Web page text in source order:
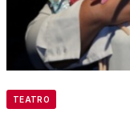
TEATRO